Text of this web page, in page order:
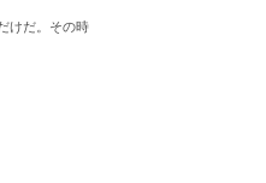
けだ。その時